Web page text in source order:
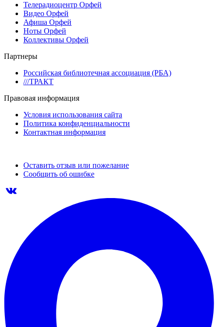
Телерадиоцентр Орфей
Видео Орфей
Афиша Орфей
Ноты Орфей
Коллективы Орфей
Партнеры
Российская библиотечная ассоциация (РБА)
///ТРАКТ
Правовая информация
Условия использования сайта
Политика конфиденциальности
Контактная информация
Оставить отзыв или пожелание
Сообщить об ошибке